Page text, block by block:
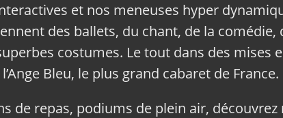
et nos meneuses hyper
des ballets, du chant, de la comédie,
costumes. Le tout dans des mises
Bleu, le plus grand cabaret de France.
de repas, podiums de plein air,